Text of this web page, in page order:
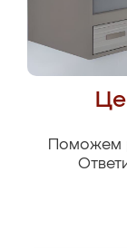
Поможем